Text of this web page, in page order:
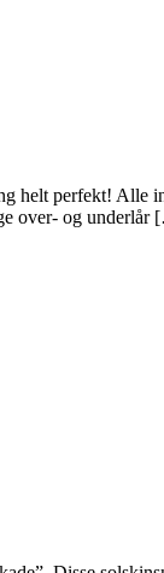
helt perfekt!
over- og